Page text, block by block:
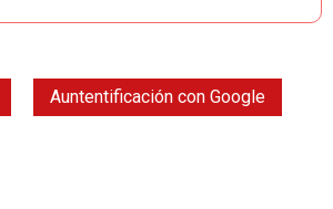
Auntentificación con Google